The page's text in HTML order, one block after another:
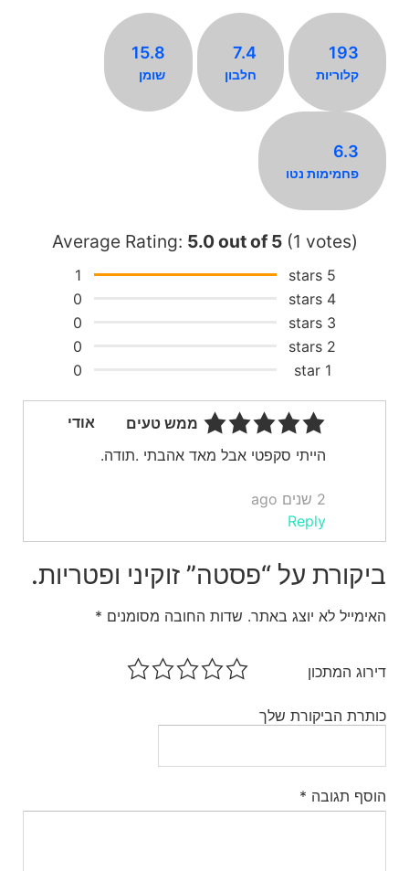
193
קלוריות
7.4
חלבון
15.8
שומן
6.3
פחמימות נטו
Average Rating: 5.0out of 5(1 votes)
5 stars
1
4 stars
0
3 stars
0
2 stars
0
1 star
0
אודי
ממש טעים
הייתי סקפטי אבל מאד אהבתי .תודה.
2 שנים ago
Reply
ביקורת על “פסטה” זוקיני ופטריות.
האימייל לא יוצג באתר. שדות החובה מסומנים *
דירוג המתכון
כותרת הביקורת שלך
הוסף תגובה *